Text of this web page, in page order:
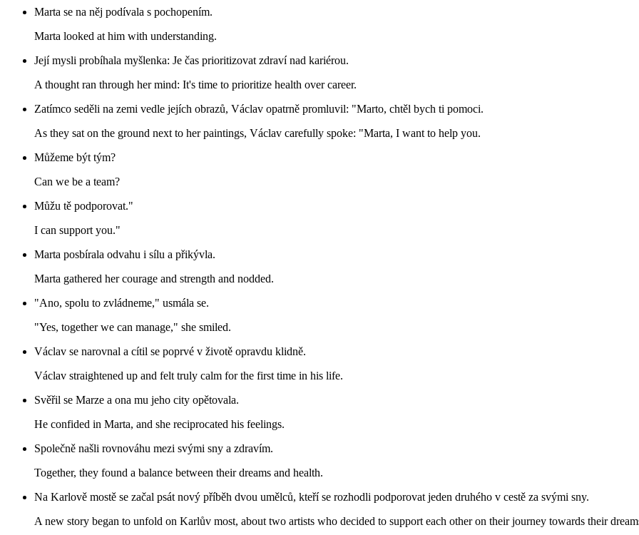
Marta se na něj podívala s pochopením.
Marta looked at him with understanding.
Její mysli probíhala myšlenka: Je čas prioritizovat zdraví nad kariérou.
A thought ran through her mind: It's time to prioritize health over career.
Zatímco seděli na zemi vedle jejích obrazů, Václav opatrně promluvil: "Marto, chtěl bych ti pomoci.
As they sat on the ground next to her paintings, Václav carefully spoke: "Marta, I want to help you.
Můžeme být tým?
Can we be a team?
Můžu tě podporovat."
I can support you."
Marta posbírala odvahu i sílu a přikývla.
Marta gathered her courage and strength and nodded.
"Ano, spolu to zvládneme," usmála se.
"Yes, together we can manage," she smiled.
Václav se narovnal a cítil se poprvé v životě opravdu klidně.
Václav straightened up and felt truly calm for the first time in his life.
Svěřil se Marze a ona mu jeho city opětovala.
He confided in Marta, and she reciprocated his feelings.
Společně našli rovnováhu mezi svými sny a zdravím.
Together, they found a balance between their dreams and health.
Na Karlově mostě se začal psát nový příběh dvou umělců, kteří se rozhodli podporovat jeden druhého v cestě za svými sny.
A new story began to unfold on Karlův most, about two artists who decided to support each other on their journey towards their